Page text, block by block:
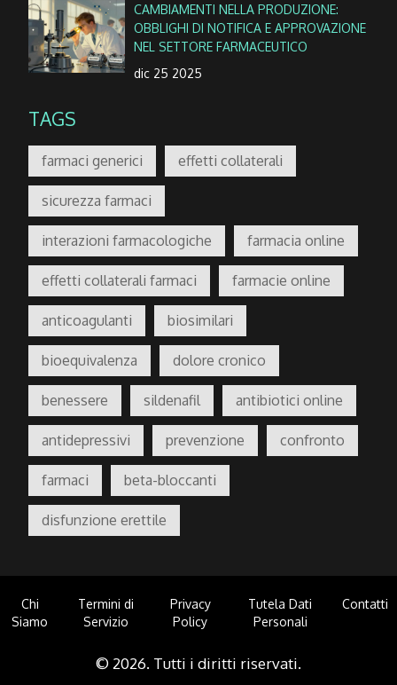
CAMBIAMENTI NELLA PRODUZIONE:
OBBLIGHI DI NOTIFICA E APPROVAZIONE
NEL SETTORE FARMACEUTICO
dic 25 2025
TAGS
farmaci generici effetti collaterali
sicurezza farmaci
interazioni farmacologiche farmacia online
effetti collaterali farmaci farmacie online
anticoagulanti biosimilari
bioequivalenza dolore cronico
benessere sildenafil antibiotici online
antidepressivi prevenzione confronto
farmaci beta-bloccanti
disfunzione erettile
Chi
Siamo
Termini di
Servizio
Privacy
Policy
Tutela Dati
Personali
Contatti
© 2026. Tutti i diritti riservati.